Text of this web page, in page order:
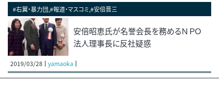
#右翼・暴力団,#報道・マスコミ,#安倍晋三
安倍昭恵氏が名誉会長を務めるＮＰＯ
法人理事長に反社疑惑
2019/03/28 yamaoka